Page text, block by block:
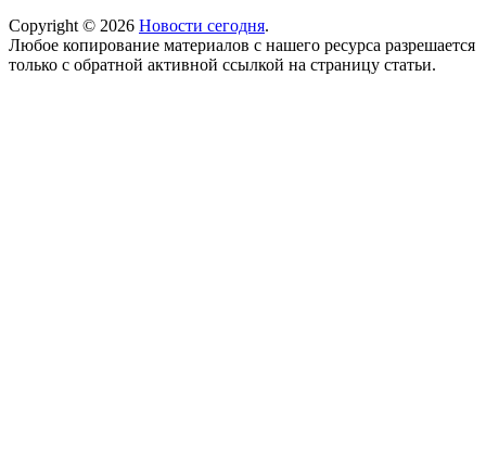
Copyright © 2026 Новости сегодня.
Любое копирование материалов с нашего ресурса разрешается
только с обратной активной ссылкой на страницу статьи.